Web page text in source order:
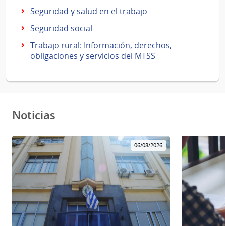
Seguridad y salud en el trabajo
Seguridad social
Trabajo rural: Información, derechos,
obligaciones y servicios del MTSS
Noticias
06/08/2026